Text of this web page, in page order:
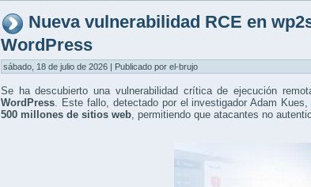
Nueva vulnerabilidad RCE en
WordPress
sábado, 18 de julio de 2026 | Publicado por el-brujo
Se ha descubierto una vulnerabilidad crítica de ejecución
WordPress . Este fallo, detectado por el investigador Adam
500 millones de sitios web , permitiendo que atacantes no